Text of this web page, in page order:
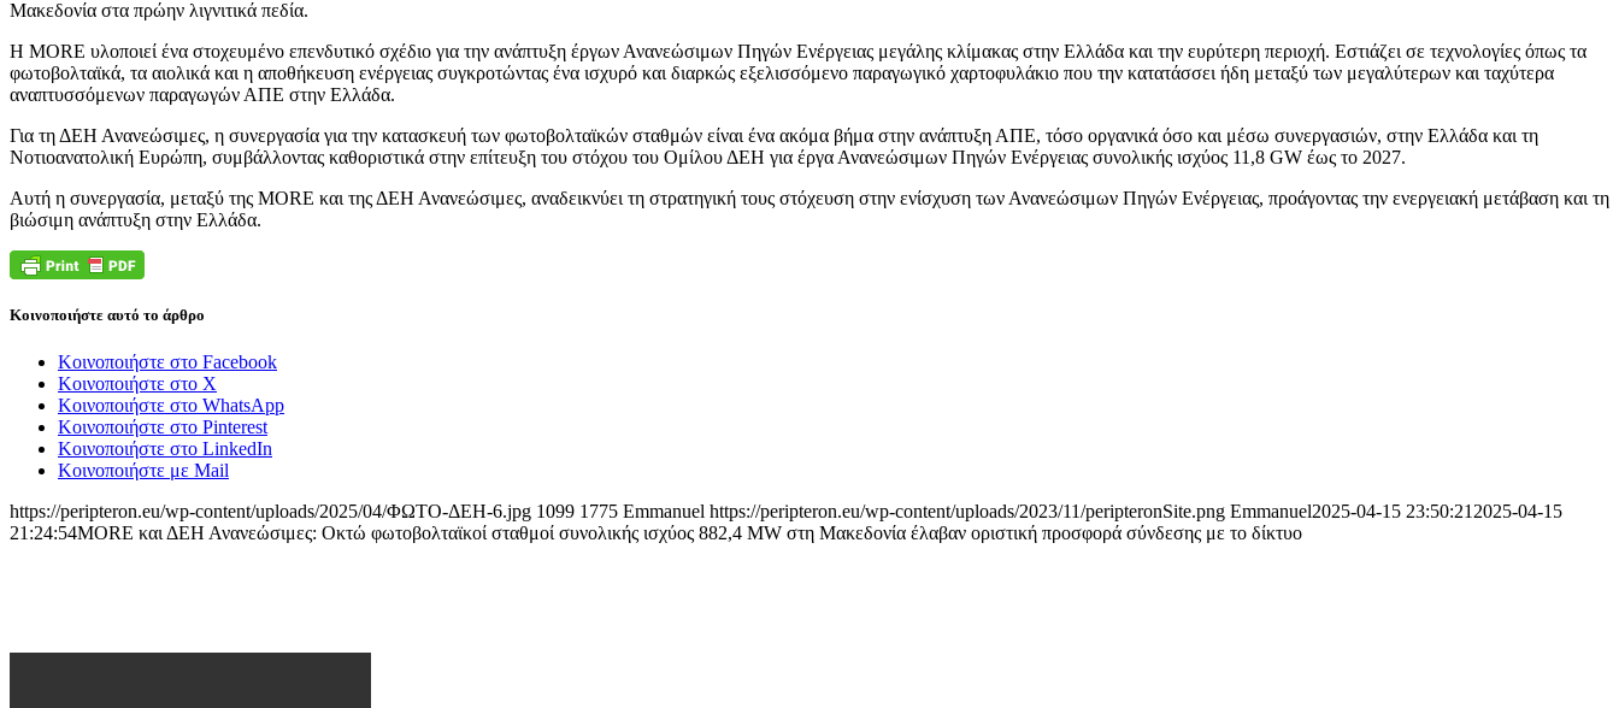
Μακεδονία στα πρώην λιγνιτικά πεδία.
Η MORE υλοποιεί ένα στοχευμένο επενδυτικό σχέδιο για την ανάπτυξη έργων Ανανεώσιμων Πηγών Ενέργειας μεγάλης κλίμακας στην Ελλάδα και την ευρύτερη περιοχή. Εστιάζει σε τεχνολογίες όπως τα
φωτοβολταϊκά, τα αιολικά και η αποθήκευση ενέργειας συγκροτώντας ένα ισχυρό και διαρκώς εξελισσόμενο παραγωγικό χαρτοφυλάκιο που την κατατάσσει ήδη μεταξύ των μεγαλύτερων και ταχύτερα
αναπτυσσόμενων παραγωγών ΑΠΕ στην Ελλάδα.
Για τη ΔΕΗ Ανανεώσιμες, η συνεργασία για την κατασκευή των φωτοβολταϊκών σταθμών είναι ένα ακόμα βήμα στην ανάπτυξη ΑΠΕ, τόσο οργανικά όσο και μέσω συνεργασιών, στην Ελλάδα και τη
Νοτιοανατολική Ευρώπη, συμβάλλοντας καθοριστικά στην επίτευξη του στόχου του Ομίλου ΔΕΗ για έργα Ανανεώσιμων Πηγών Ενέργειας συνολικής ισχύος 11,8 GW έως το 2027.
Αυτή η συνεργασία, μεταξύ της MORE και της ΔΕΗ Ανανεώσιμες, αναδεικνύει τη στρατηγική τους στόχευση στην ενίσχυση των Ανανεώσιμων Πηγών Ενέργειας, προάγοντας την ενεργειακή μετάβαση και τη
βιώσιμη ανάπτυξη στην Ελλάδα.
Κοινοποιήστε αυτό το άρθρο
Κοινοποιήστε στο Facebook
Κοινοποιήστε στο X
Κοινοποιήστε στο WhatsApp
Κοινοποιήστε στο Pinterest
Κοινοποιήστε στο LinkedIn
Κοινοποιήστε με Mail
https://peripteron.eu/wp-content/uploads/2025/04/ΦΩΤΟ-ΔΕΗ-6.jpg 1099 1775 Emmanuel https://peripteron.eu/wp-content/uploads/2023/11/peripteronSite.png Emmanuel2025-04-15 23:50:21 2025-04-15
21:24:54MORE και ΔΕΗ Ανανεώσιμες: Οκτώ φωτοβολταϊκοί σταθμοί συνολικής ισχύος 882,4 MW στη Μακεδονία έλαβαν οριστική προσφορά σύνδεσης με το δίκτυο